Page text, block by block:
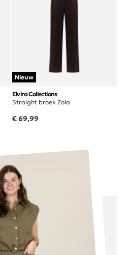
Nieuw
Elvira Collections
Straight broek Zola
€ 69,99